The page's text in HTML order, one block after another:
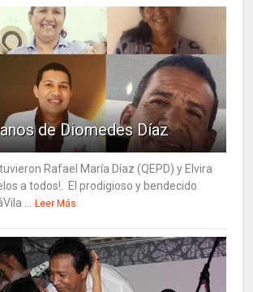
de Diomedes Díaz
Rafael María Díaz (QEPD) y Elvira
a todos!. El prodigioso y bendecido
... Leer Más